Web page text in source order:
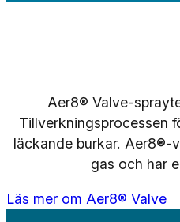
Aer8® Valve-
Tillverkningsprocessen
läckande burkar. Aer8®-
gas och har
Läs mer om Aer8® Valve